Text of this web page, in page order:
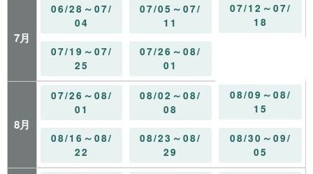
7月
06/28～07/
04
07/05～07/
11
07/12～07/
18
07/19～07/
25
07/26～08/
01
8月
07/26～08/
01
08/02～08/
08
08/09～08/
15
08/16～08/
22
08/23～08/
29
08/30～09/
05